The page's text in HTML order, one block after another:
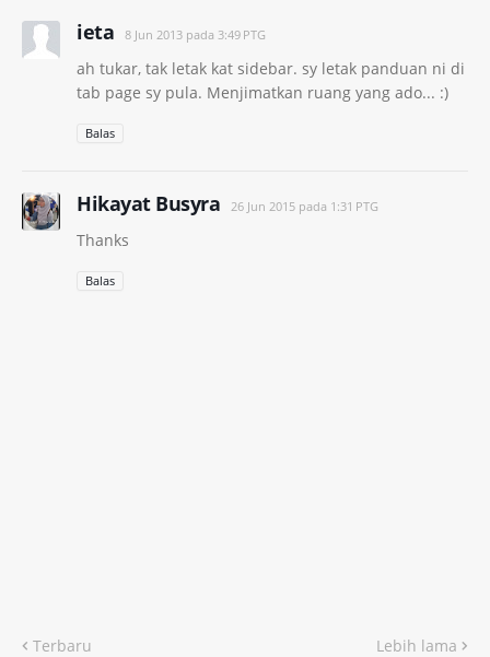
ieta 8 Jun 2013 pada 3:49 PTG
ah tukar, tak letak kat sidebar. sy letak panduan ni di
tab page sy pula. Menjimatkan ruang yang ado... :)
Balas
Hikayat Busyra 26 Jun 2015 pada 1:31 PTG
Thanks
Balas
Terbaru Lebih lama